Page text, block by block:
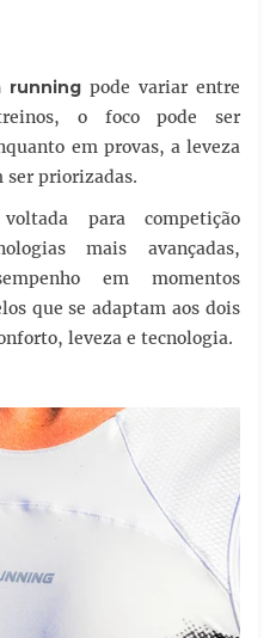
running pode variar entre
o foco pode ser
em provas, a leveza
ser priorizadas.
para competição
mais avançadas,
em momentos
que se adaptam aos dois
leveza e tecnologia.